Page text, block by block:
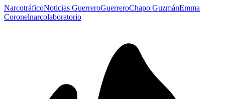
NarcotráficoNoticias GuerreroGuerreroChapo GuzmánEmma
Coronelnarcolaboratorio